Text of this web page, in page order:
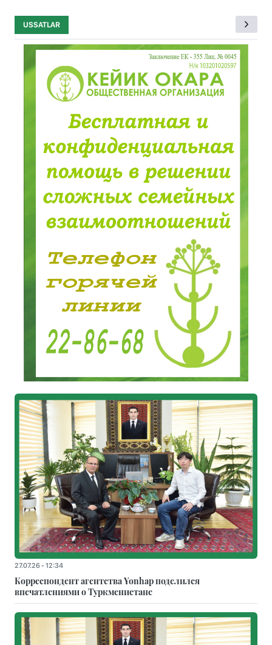
USSATLAR
27.07.26 - 12:34
Корреспондент агентства Yonhap поделился
впечатлениями о Туркменистане